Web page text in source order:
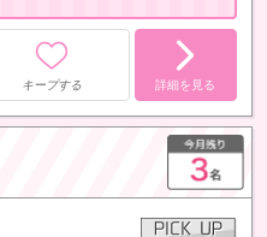
キープする 詳細を見る